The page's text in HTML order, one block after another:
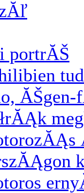
portrĂŠ
ĂŠgen-